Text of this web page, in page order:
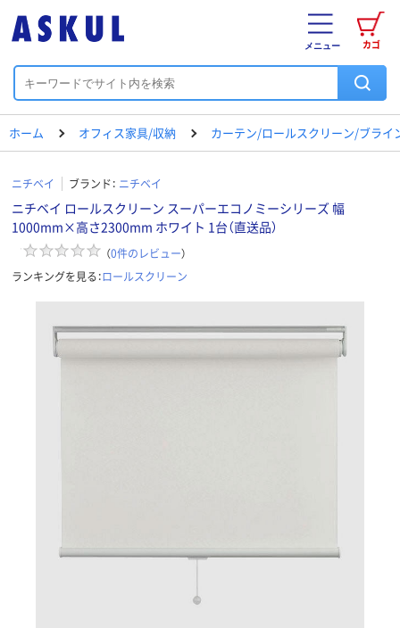
カゴ
メニュー
ホーム オフィス家具/収納 カーテン/ロールスクリーン/ブライ
ニチベイ ブランド： ニチベイ
ニチベイ ロールスクリーン スーパーエコノミーシリーズ 幅
1000mm×高さ2300mm ホワイト 1台（直送品）
（0件のレビュー）
ランキングを見る：ロールスクリーン